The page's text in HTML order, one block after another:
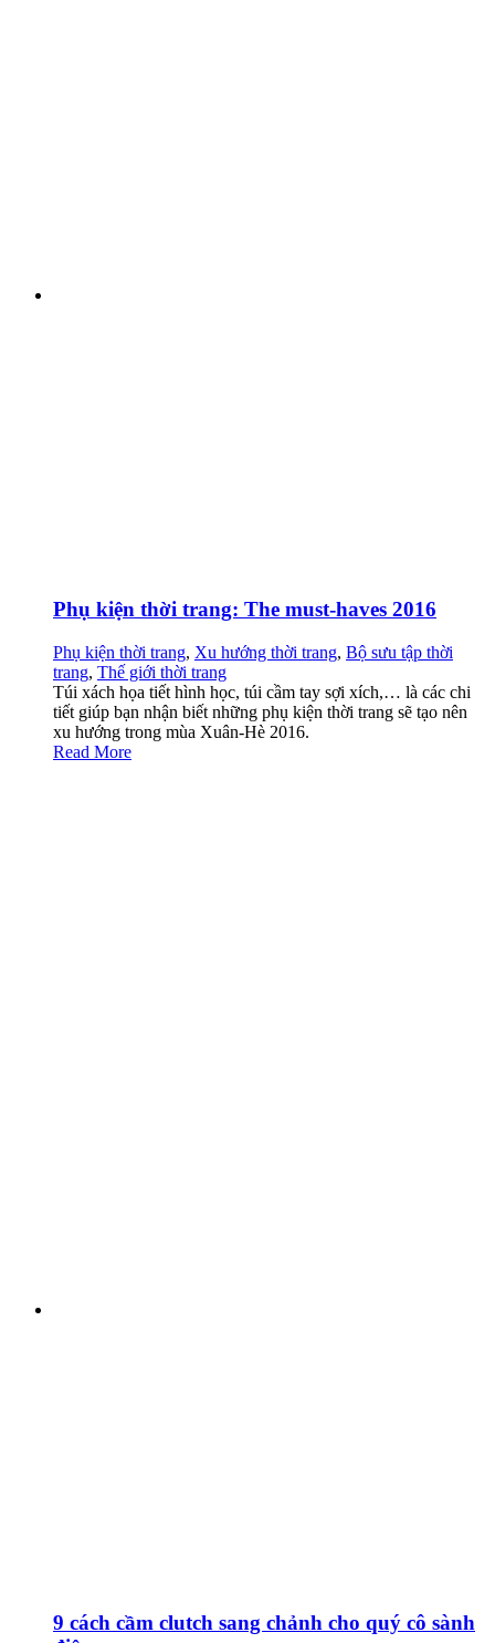
Phụ kiện thời trang: The must-haves 2016
Phụ kiện thời trang, Xu hướng thời trang, Bộ sưu tập thời
trang, Thế giới thời trang
Túi xách họa tiết hình học, túi cầm tay sợi xích,… là các chi
tiết giúp bạn nhận biết những phụ kiện thời trang sẽ tạo nên
xu hướng trong mùa Xuân-Hè 2016.
Read More
9 cách cầm clutch sang chảnh cho quý cô sành